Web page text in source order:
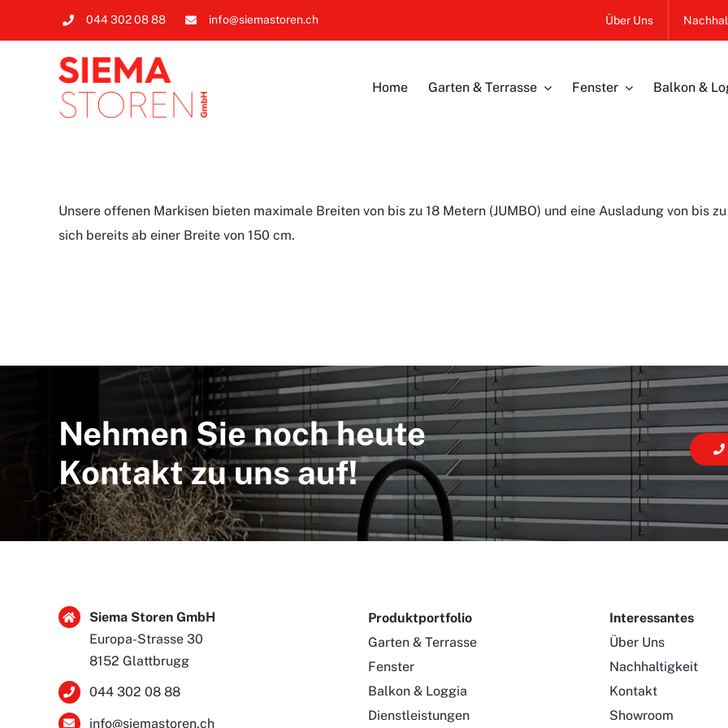
044 302 08 88 info@siemastoren.ch Über Uns
Home Garten & Terrasse Fenster Balkon &
Unsere offenen Markisen bieten maximale Breiten von bis zu 18 Metern (JUMBO) und eine Ausladung von bis
sich bereits ab einer Breite von 150 cm.
Nehmen Sie noch heute
Kontakt zu uns auf!
Siema Storen GmbH
Europa-Strasse 30
8152 Glattbrugg
044 302 08 88
info@siemastoren.ch
Produktportfolio
Garten & Terrasse
Fenster
Balkon & Loggia
Dienstleistungen
Interessantes
Über Uns
Nachhaltigkeit
Kontakt
Showroom